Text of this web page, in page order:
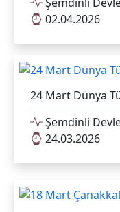
Şemdinli
02.04.2026
24 Mart Dünya
Şemdinli
24.03.2026